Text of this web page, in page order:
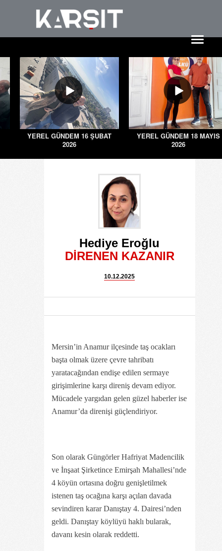
YEREL GÜNDEM 16 ŞUBAT
2026
YEREL GÜNDEM 18 MAYIS
2026
Hediye Eroğlu
DİRENEN KAZANIR
10.12.2025
Mersin’in Anamur ilçesinde taş ocakları
başta olmak üzere çevre tahribatı
yaratacağından endişe edilen sermaye
girişimlerine karşı direniş devam ediyor.
Mücadele yargıdan gelen güzel haberler ise
Anamur’da direnişi güçlendiriyor.
Son olarak Güngörler Hafriyat Madencilik
ve İnşaat Şirketince Emirşah Mahallesi’nde
4 köyün ortasına doğru genişletilmek
istenen taş ocağına karşı açılan davada
sevindiren karar Danıştay 4. Dairesi’nden
geldi. Danıştay köylüyü haklı bularak,
davanı kesin olarak reddetti.